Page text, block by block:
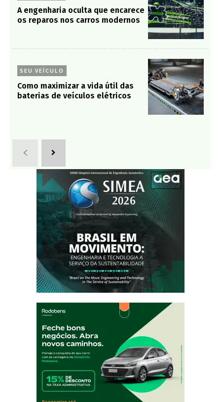
A engenharia oculta que encarece
os reparos nos carros modernos
SEU VEÍCULO
Como maximizar a vida útil das
baterias de veículos elétricos